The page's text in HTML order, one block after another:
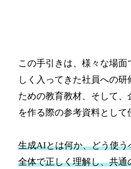
この手引きは、様々な場
しく入ってきた社員への
ための教育教材、そして
を作る際の参考資料として
生成AIとは何か、どう使
全体で正しく理解し、共